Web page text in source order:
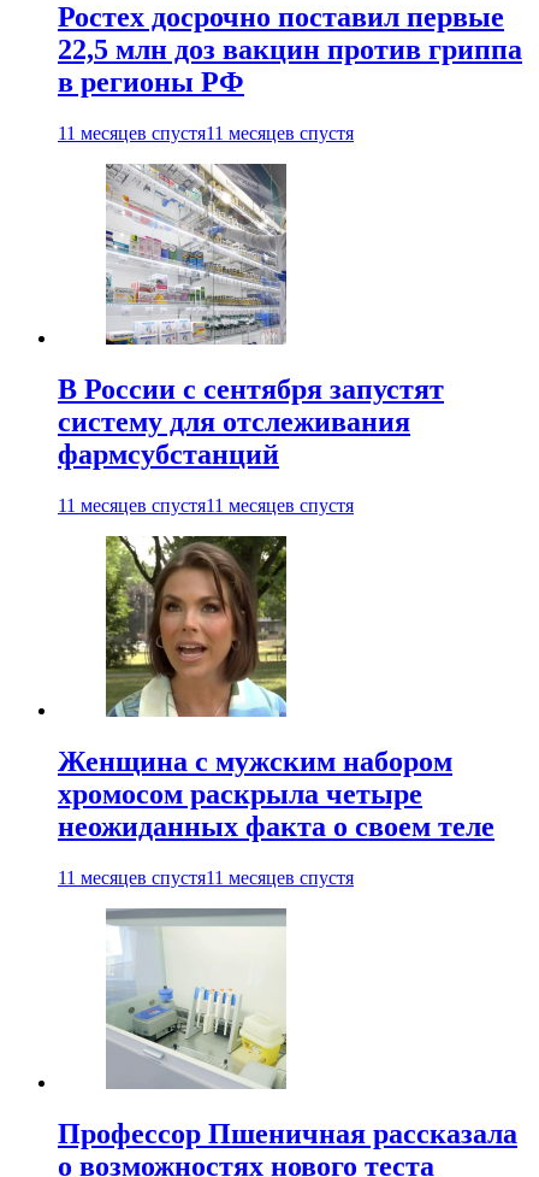
Ростех досрочно поставил первые
22,5 млн доз вакцин против гриппа
в регионы РФ
11 месяцев спустя11 месяцев спустя
В России с сентября запустят
систему для отслеживания
фармсубстанций
11 месяцев спустя11 месяцев спустя
Женщина с мужским набором
хромосом раскрыла четыре
неожиданных факта о своем теле
11 месяцев спустя11 месяцев спустя
Профессор Пшеничная рассказала
о возможностях нового теста